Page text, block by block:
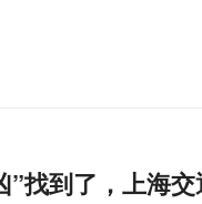
到了，上海交